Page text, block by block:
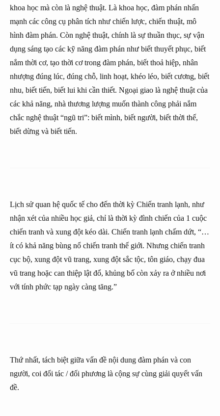
khoa học mà còn là nghệ thuật. Là khoa học, đàm phán nhấn
mạnh các công cụ phân tích như chiến lược, chiến thuật, mô
hình đàm phán. Còn nghệ thuật, chính là sự thuần thục, sự vận
dụng sáng tạo các kỹ năng đàm phán như biết thuyết phục, biết
nắm thời cơ, tạo thời cơ trong đàm phán, biết thoả hiệp, nhân
nhượng đúng lúc, đúng chỗ, linh hoạt, khéo léo, biết cương, biết
nhu, biết tiến, biết lui khi cần thiết. Ngoại giao là nghệ thuật của
các khả năng, nhà thương lượng muốn thành công phải nắm
chắc nghệ thuật “ngũ tri”: biết mình, biết người, biết thời thế,
biết dừng và biết tiến.
Lịch sử quan hệ quốc tế cho đến thời kỳ Chiến tranh lạnh, như
nhận xét của nhiều học giả, chỉ là thời kỳ đình chiến của 1 cuộc
chiến tranh và xung đột kéo dài. Chiến tranh lạnh chấm dứt, “…
ít có khả năng bùng nổ chiến tranh thế giới. Nhưng chiến tranh
cục bộ, xung đột vũ trang, xung đột sắc tộc, tôn giáo, chạy đua
vũ trang hoặc can thiệp lật đổ, khủng bố còn xảy ra ở nhiều nơi
với tính phức tạp ngày càng tăng.”
Thứ nhất, tách biệt giữa vấn đề nội dung đàm phán và con
người, coi đối tác / đối phương là cộng sự cùng giải quyết vấn
đề.